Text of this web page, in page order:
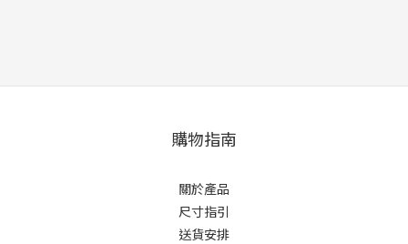
購物指南
關於產品
尺寸指引
送貨安排